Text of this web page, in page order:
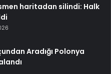
haritadan silindi: Halk
Aradığı Polonya